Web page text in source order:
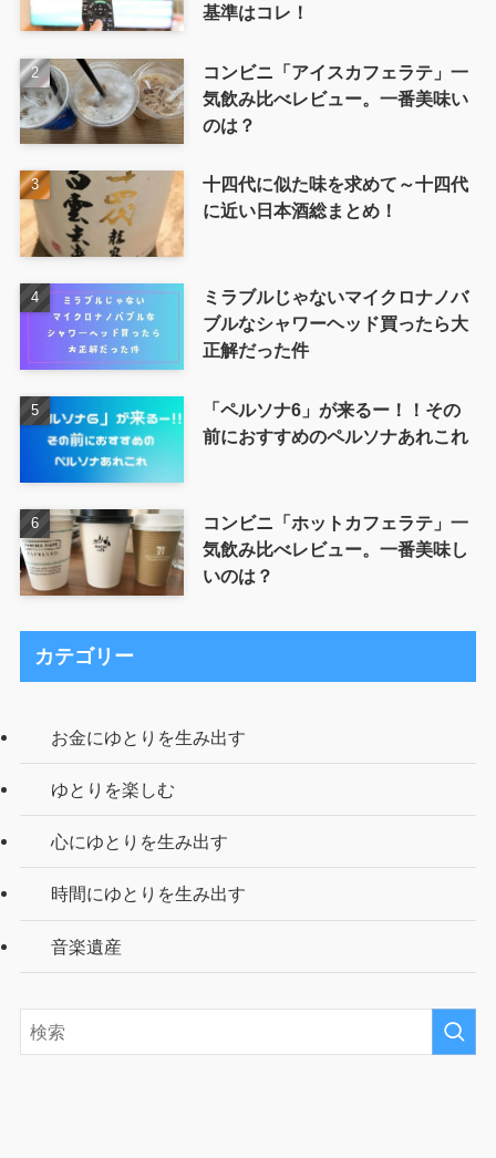
基準はコレ！
コンビニ「アイスカフェラテ」一
気飲み比べレビュー。一番美味い
のは？
十四代に似た味を求めて～十四代
に近い日本酒総まとめ！
ミラブルじゃないマイクロナノバ
ブルなシャワーヘッド買ったら大
正解だった件
「ペルソナ6」が来るー！！その
前におすすめのペルソナあれこれ
コンビニ「ホットカフェラテ」一
気飲み比べレビュー。一番美味し
いのは？
カテゴリー
お金にゆとりを生み出す
ゆとりを楽しむ
心にゆとりを生み出す
時間にゆとりを生み出す
音楽遺産